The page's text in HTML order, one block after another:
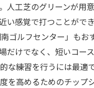
人工芝のグリーンが用
い感覚で打つことがで
ゴルフセンター」もお
だけでなく、短いコー
な練習を行うには最適
を高めるためのチップ